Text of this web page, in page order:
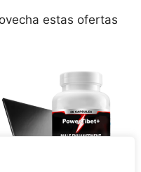
estas ofertas